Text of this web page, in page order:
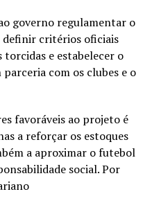
governo regulamentar o
critérios oficiais
e estabelecer o
com os clubes e o
favoráveis ao projeto é
a reforçar os estoques
a aproximar o futebol
social. Por